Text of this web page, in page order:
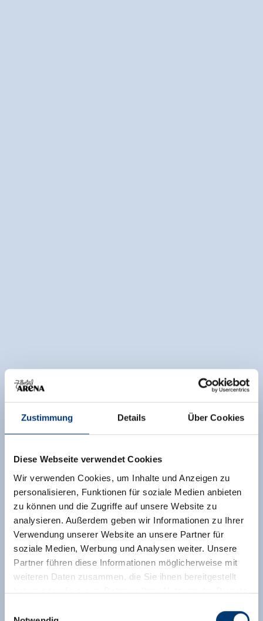
Zustimmung Details Über Cookies
Diese Webseite verwendet Cookies
Wir verwenden Cookies, um Inhalte und Anzeigen zu
personalisieren, Funktionen für soziale Medien anbieten
zu können und die Zugriffe auf unsere Website zu
analysieren. Außerdem geben wir Informationen zu Ihrer
Verwendung unserer Website an unsere Partner für
soziale Medien, Werbung und Analysen weiter. Unsere
Partner führen diese Informationen möglicherweise mit
weiteren Daten zusammen, die Sie ihnen bereitgestellt
haben oder die sie im Rahmen Ihrer Nutzung der Dienste